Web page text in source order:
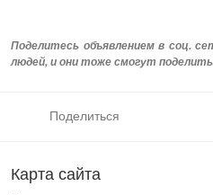
Поделитесь объявлением в соц.
людей, и они тоже смогут
Поделиться
Карта сайта